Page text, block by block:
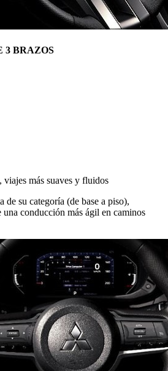
3 BRAZOS
más suaves y fluidos
de su categoría (de base a piso),
conducción más ágil en caminos